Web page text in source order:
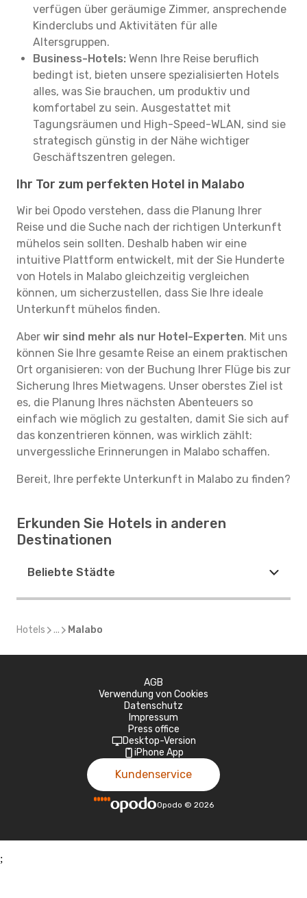
verfügen über geräumige Zimmer, ansprechende
Kinderclubs und Aktivitäten für alle
Altersgruppen.
Business-Hotels: Wenn Ihre Reise beruflich
bedingt ist, bieten unsere spezialisierten Hotels
alles, was Sie brauchen, um produktiv und
komfortabel zu sein. Ausgestattet mit
Tagungsräumen und High-Speed-WLAN, sind sie
strategisch günstig in der Nähe wichtiger
Geschäftszentren gelegen.
Ihr Tor zum perfekten Hotel in Malabo
Wir bei Opodo verstehen, dass die Planung Ihrer
Reise und die Suche nach der richtigen Unterkunft
mühelos sein sollten. Deshalb haben wir eine
intuitive Plattform entwickelt, mit der Sie Hunderte
von Hotels in Malabo gleichzeitig vergleichen
können, um sicherzustellen, dass Sie Ihre ideale
Unterkunft mühelos finden.
Aber wir sind mehr als nur Hotel-Experten. Mit uns
können Sie Ihre gesamte Reise an einem praktischen
Ort organisieren: von der Buchung Ihrer Flüge bis zur
Sicherung Ihres Mietwagens. Unser oberstes Ziel ist
es, die Planung Ihres nächsten Abenteuers so
einfach wie möglich zu gestalten, damit Sie sich auf
das konzentrieren können, was wirklich zählt:
unvergessliche Erinnerungen in Malabo schaffen.
Bereit, Ihre perfekte Unterkunft in Malabo zu finden?
Erkunden Sie Hotels in anderen
Destinationen
Beliebte Städte
Hotels ... Malabo
AGB
Verwendung von Cookies
Datenschutz
Impressum
Press office
Desktop-Version
iPhone App
Kundenservice
Opodo © 2026
;